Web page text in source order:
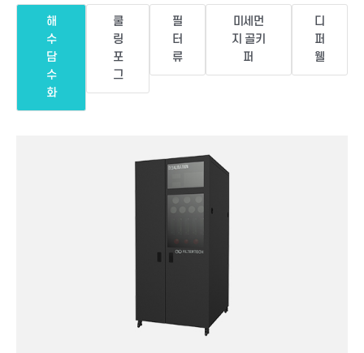
해
수
담
수
화
쿨
링
포
그
필
터
류
미세먼
지 골키
퍼
디
퍼
웰